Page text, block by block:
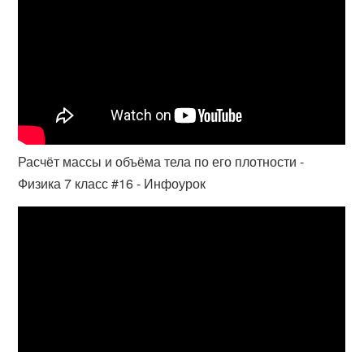
Расчёт массы и объёма тела по его плотности -
Физика 7 класс #16 - Инфоурок